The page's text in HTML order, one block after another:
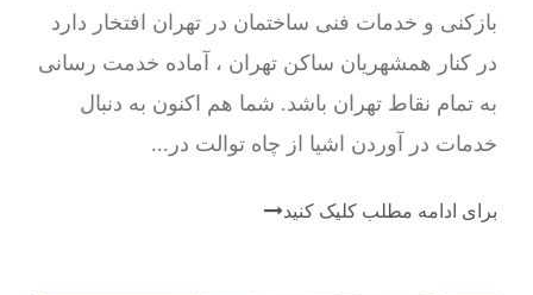
بازکنی و خدمات فنی ساختمان در تهران افتخار دارد
در کنار همشهریان ساکن تهران ، آماده خدمت رسانی
به تمام نقاط تهران باشد. شما هم اکنون به دنبال
خدمات در آوردن اشیا از چاه توالت در...
برای ادامه مطلب کلیک کنید